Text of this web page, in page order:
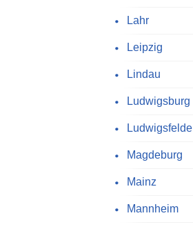
Lahr
Leipzig
Lindau
Ludwigsburg
Ludwigsfelde
Magdeburg
Mainz
Mannheim